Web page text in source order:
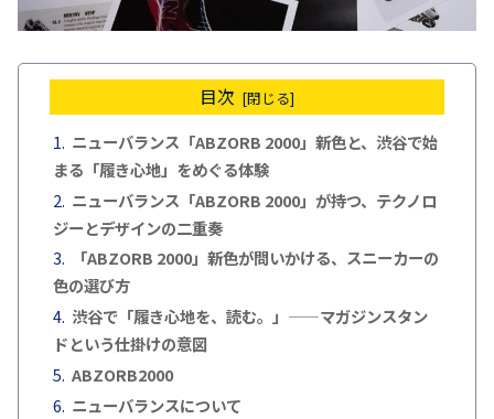
目次
ニューバランス「ABZORB 2000」新色と、渋谷で始
まる「履き心地」をめぐる体験
ニューバランス「ABZORB 2000」が持つ、テクノロ
ジーとデザインの二重奏
「ABZORB 2000」新色が問いかける、スニーカーの
色の選び方
渋谷で「履き心地を、読む。」——マガジンスタン
ドという仕掛けの意図
ABZORB2000
ニューバランスについて